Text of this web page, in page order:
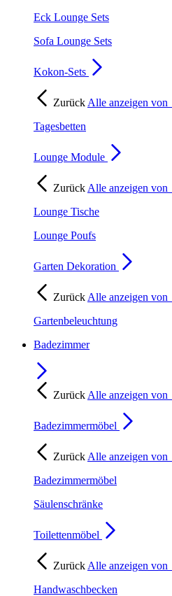
Eck Lounge Sets
Sofa Lounge Sets
Kokon-Sets
Zurück Alle anzeigen von
Tagesbetten
Lounge Module
Zurück Alle anzeigen von
Lounge Tische
Lounge Poufs
Garten Dekoration
Zurück Alle anzeigen von
Gartenbeleuchtung
Badezimmer
Zurück Alle anzeigen von
Badezimmermöbel
Zurück Alle anzeigen von
Badezimmermöbel
Säulenschränke
Toilettenmöbel
Zurück Alle anzeigen von
Handwaschbecken